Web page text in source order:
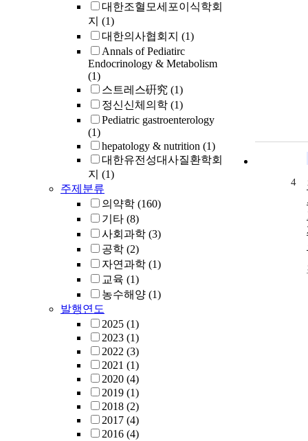
대한조혈모세포이식학회
지 (1)
대한의사협회지 (1)
Annals of Pediatirc
Endocrinology & Metabolism
(1)
스트레스硏究 (1)
정신신체의학 (1)
Pediatric gastroenterology
(1)
hepatology & nutrition (1)
대한유전성대사질환학회
지 (1)
주제분류
의약학 (160)
기타 (8)
사회과학 (3)
공학 (2)
자연과학 (1)
교육 (1)
농수해양 (1)
발행연도
2025 (1)
2023 (1)
2022 (3)
2021 (1)
2020 (4)
2019 (1)
2018 (2)
2017 (4)
2016 (4)
4